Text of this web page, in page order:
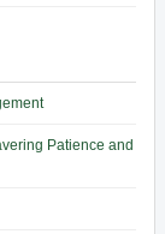
Patience and